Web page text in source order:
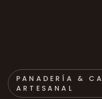
PANADERÍA &
ARTESANAL